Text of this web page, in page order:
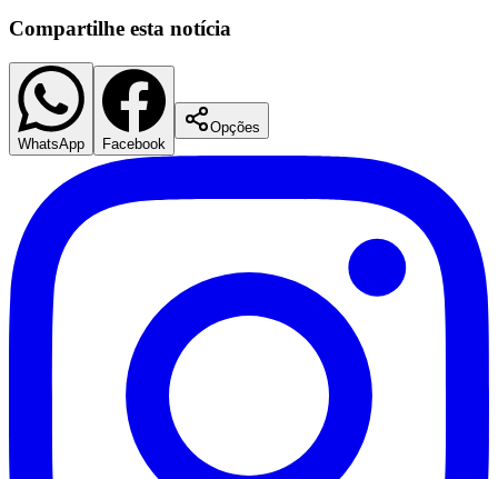
Compartilhe esta notícia
WhatsApp Facebook
Opções